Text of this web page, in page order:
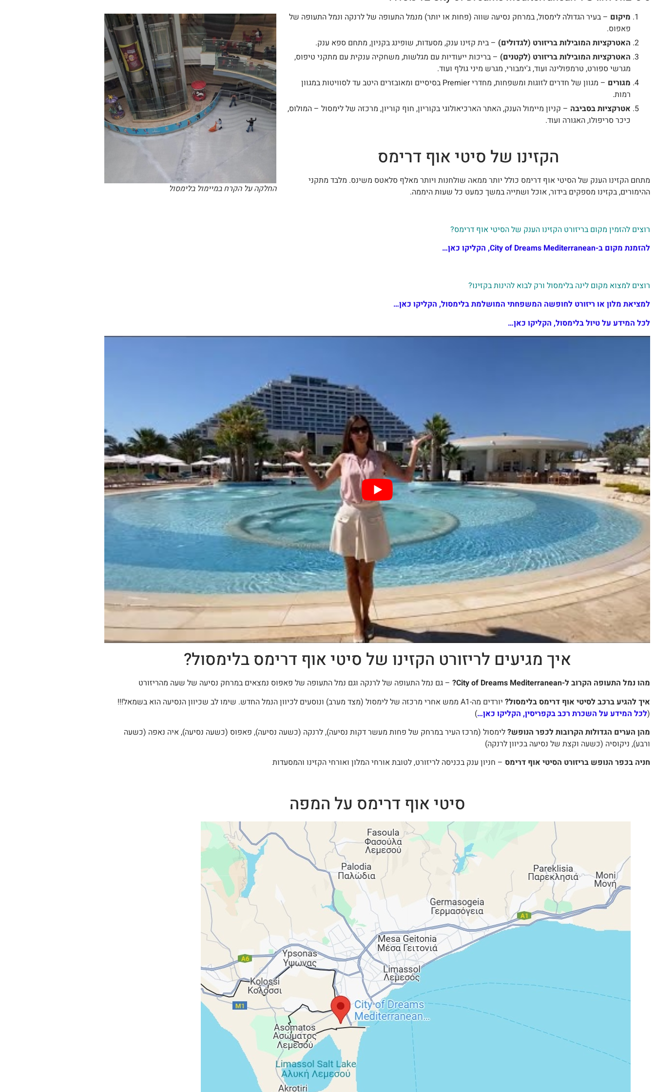
החלקה על הקרח במיימול בלימסול
מיקום – בעיר הגדולה לימסול, במרחק נסיעה שווה (פחות או יותר) מנמל התעופה של לרנקה ונמל התעופה של
פאפוס.
האטרקציות המובילות בריזורט (לגדולים) – בית קזינו ענק, מסעדות, שופינג בקניון, מתחם ספא ענק.
האטרקציות המובילות בריזורט (לקטנים) – בריכות ייעודיות עם מגלשות, משחקיה ענקית עם מתקני טיפוס,
מגרשי ספורט, טרמפולינה ועוד, ג'ימבורי, מגרש מיני גולף ועוד.
מגורים
– מגוון של חדרים לזוגות ומשפחות, מחדרי Premier בסיסיים ומאובזרים היטב עד לסוויטות במגוון
רמות.
אטרקציות בסביבה – קניון מיימול הענק, האתר הארכיאולוגי בקוריון, חוף קוריון, מרכזה של לימסול – המולוס,
כיכר סריפולו, האגורה ועוד.
הקזינו של סיטי אוף דרימס
מתחם הקזינו הענק של הסיטי אוף דרימס כולל יותר ממאה שולחנות ויותר מאלף סלאטס משינס. מלבד מתקני
ההימורים, בקזינו מספקים בידור, אוכל ושתייה במשך כמעט כל שעות היממה.
רוצים להזמין מקום בריזורט הקזינו הענק של הסיטי אוף דרימס?
להזמנת מקום ב-City of Dreams Mediterranean, הקליקו כאן…
רוצים למצוא מקום לינה בלימסול ורק לבוא להינות בקזינו?
למציאת מלון או ריזורט לחופשה המשפחתי המושלמת בלימסול, הקליקו כאן…
לכל המידע על טיול בלימסול, הקליקו כאן…
איך מגיעים לריזורט הקזינו של סיטי אוף דרימס בלימסול?
מהו נמל התעופה הקרוב ל-City of Dreams Mediterranean?
– גם נמל התעופה של לרנקה וגם נמל התעופה של פאפוס נמצאים במרחק נסיעה של שעה מהריזורט
איך להגיע ברכב לסיטי אוף דרימס בלימסול?
יורדים מה-A1 ממש אחרי מרכזה של לימסול (מצד מערב) ונוסעים לכיוון הנמל החדש. שימו לב שכיוון הנסיעה הוא בשמאל!!!
(לכל המידע על השכרת רכב בקפריסין, הקליקו כאן…)
מהן הערים הגדולות הקרובות לכפר הנופש?לימסול (מרכז העיר במרחק של פחות מעשר דקות נסיעה), לרנקה (כשעה נסיעה), פאפוס (כשעה נסיעה), איה נאפה (כשעה
ורבע), ניקוסיה (כשעה וקצת של נסיעה בכיוון לרנקה)
חניה בכפר הנופש בריזורט הסיטי אוף דרימס – חניון ענק בכניסה לריזורט, לטובת אורחי המלון ואורחי הקזינו והמסעדות
סיטי אוף דרימס על המפה